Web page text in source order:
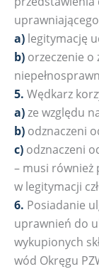
a) legitymację
b) orzeczenie
5. Wędkarz
a)ze względu
b) odznaczeni
c) odznaczeni
– musi również
w legitymacji
6. Posiadanie
uprawnień do
wykupionych
wód Okręgu